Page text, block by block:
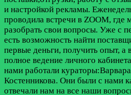
и настройкой рекламы.
проводила встречи в ZOOM, где
разобрать свои вопросы. Уже с
есть возможность найти
первые деньги, получить опыт,
полное ведение личного
нами работали
Костенникова. Они были с нами
отвечали нам на все наши